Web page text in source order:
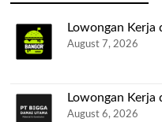
Lowongan Kerja
August 7, 2026
Lowongan Kerja
August 6, 2026